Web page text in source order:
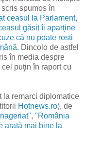
spumos în
ceasul la Parlament,
găsit îi aparţine
că nu poate rosti
. Dincolo de astfel
în media despre
puţin în raport cu
la remarci diplomatice
Hotnews.ro), de
, "România
arată mai bine la